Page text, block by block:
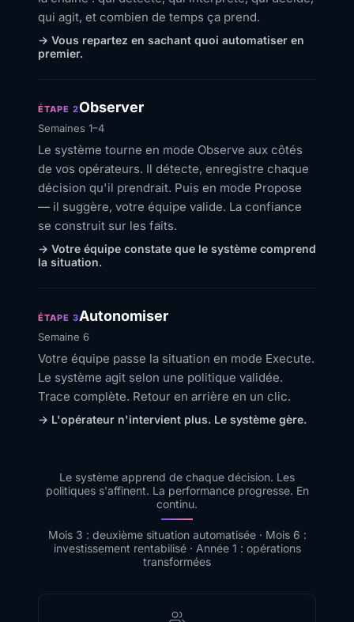
qui agit, et combien de temps ça prend.
→ Vous repartez en sachant quoi automatiser en
premier.
ÉTAPE 2Observer
Semaines 1–4
Le système tourne en mode Observe aux côtés
de vos opérateurs. Il détecte, enregistre chaque
décision qu'il prendrait. Puis en mode Propose
— il suggère, votre équipe valide. La confiance
se construit sur les faits.
→ Votre équipe constate que le système comprend
la situation.
ÉTAPE 3Autonomiser
Semaine 6
Votre équipe passe la situation en mode Execute.
Le système agit selon une politique validée.
Trace complète. Retour en arrière en un clic.
→ L'opérateur n'intervient plus. Le système gère.
Le système apprend de chaque décision. Les
politiques s'affinent. La performance progresse. En
continu.
Mois 3 : deuxième situation automatisée · Mois 6 :
investissement rentabilisé · Année 1 : opérations
transformées